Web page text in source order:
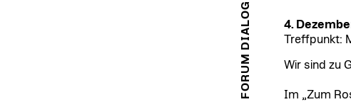
FORUM DIALOG
4.
Treffpunkt:
Wir sind zu
Im „Zum